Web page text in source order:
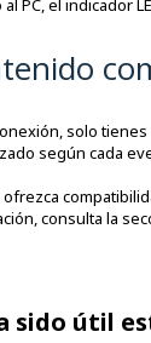
PC, el indicador
solo
según cada
consulta la
sido útil